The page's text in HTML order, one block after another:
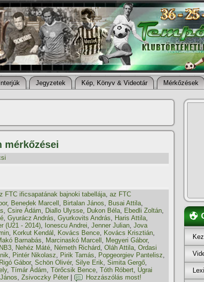
Interjúk Jegyzetek Kép, Könyv & Videotár Mérkőzések
mérkőzései
FTC ificsapatának bajnoki tabellája, az FTC
, Benedek Marcell , Birtalan János, Busai Attila,
, Csire Ádám, Diallo Ulysse, Dukon Béla, Ebedli Zoltán,
, Gyurácz András, Gyurkovits András, Haris Attila,
(U21 - 2014), Ionescu Andrei, Jenner Julian, Jova
, Korkut Kendál , Kovács Bence, Kovács Krisztián,
Barnabás, Marcinaskó Marcell , Megyeri Gábor,
NB3, Nehéz Máté, Németh Richárd, Oláh Attila, Ordasi
, Pintér Nikolasz, Pirik Tamás, Popgeorgiev Pantelisz,
Rigó Gábor, Schön Olivér, Silye Erik, Simita Gergő,
, Tí­már Ádám, Törőcsik Bence, Tóth Róbert, Ugrai
, Zsivoczky Péter Hozzászólás most!